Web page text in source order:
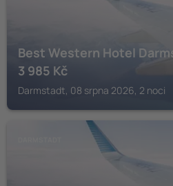
Best Western Hotel
3 985 Kč
Darmstadt, 08 srpna 2026, 2 noci